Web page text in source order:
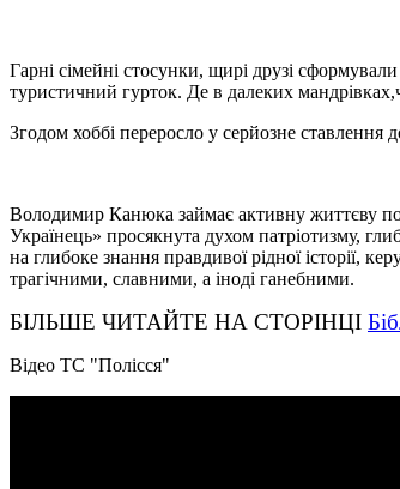
Гарні сімейні стосунки, щирі друзі
туристичний гурток. Де в далеких
Згодом хоббі переросло у серйозне ставлення
Володимир Канюка займає активну життєву
Українець» просякнута духом патріотизму,
на глибоке знання правдивої рідної історії,
трагічними, славними, а іноді ганебними.
БІЛЬШЕ ЧИТАЙТЕ НА СТОРІНЦІ
Відео ТС "Полісся"